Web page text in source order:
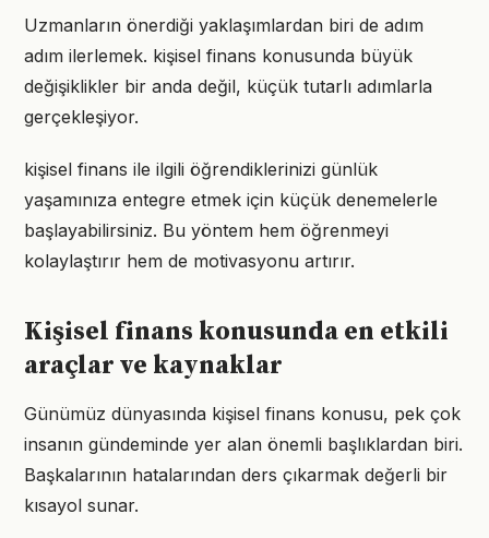
Uzmanların önerdiği yaklaşımlardan biri de adım
adım ilerlemek. kişisel finans konusunda büyük
değişiklikler bir anda değil, küçük tutarlı adımlarla
gerçekleşiyor.
kişisel finans ile ilgili öğrendiklerinizi günlük
yaşamınıza entegre etmek için küçük denemelerle
başlayabilirsiniz. Bu yöntem hem öğrenmeyi
kolaylaştırır hem de motivasyonu artırır.
Kişisel finans konusunda en etkili
araçlar ve kaynaklar
Günümüz dünyasında kişisel finans konusu, pek çok
insanın gündeminde yer alan önemli başlıklardan biri.
Başkalarının hatalarından ders çıkarmak değerli bir
kısayol sunar.